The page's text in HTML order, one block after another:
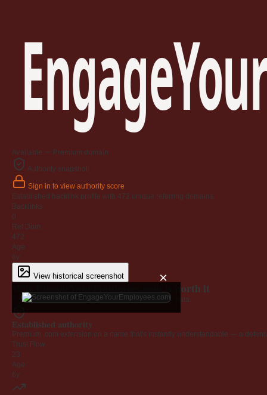
Available — Premium domain
Authority snapshot
Sign in to view authority score
Established backlink profile with 472 unique referring domains.
Backlinks
0
Ref Dom
472
Age
6y
View historical screenshot ×
Why EngageYourEmployees.com is worth it
Every claim below is backed by verified third-party data.
Established authority
Premium .com extension on a name that's instantly understandable — a
Trust Flow
23
Age
6y